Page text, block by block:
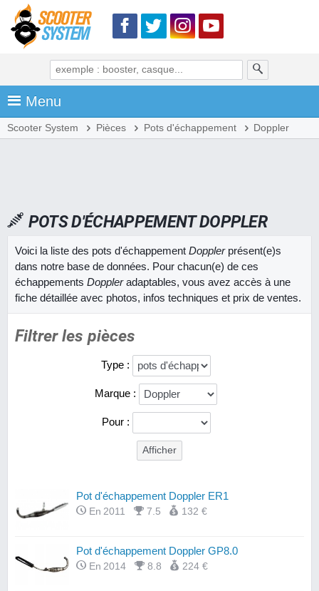
Menu
Scooter System Pièces Pots d'échappement Doppler
POTS D'ÉCHAPPEMENT DOPPLER
Voici la liste des pots d'échappement Dopplerprésent(e)s
dans notre base de données. Pour chacun(e) de ces
échappements Doppleradaptables, vous avez accès à une
fiche détaillée avec photos, infos techniques et prix de ventes.
Filtrer les pièces
Type :
Marque :
Pour :
Pot d'échappement Doppler ER1
En 2011 7.5 132 €
Pot d'échappement Doppler GP8.0
En 2014 8.8 224 €